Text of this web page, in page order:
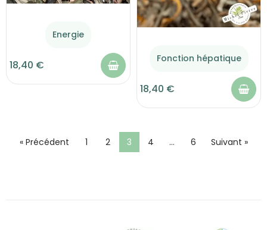
Energie
18,40 € Fonction hépatique
18,40 €
« Précédent 1 2 3 4 … 6 Suivant »